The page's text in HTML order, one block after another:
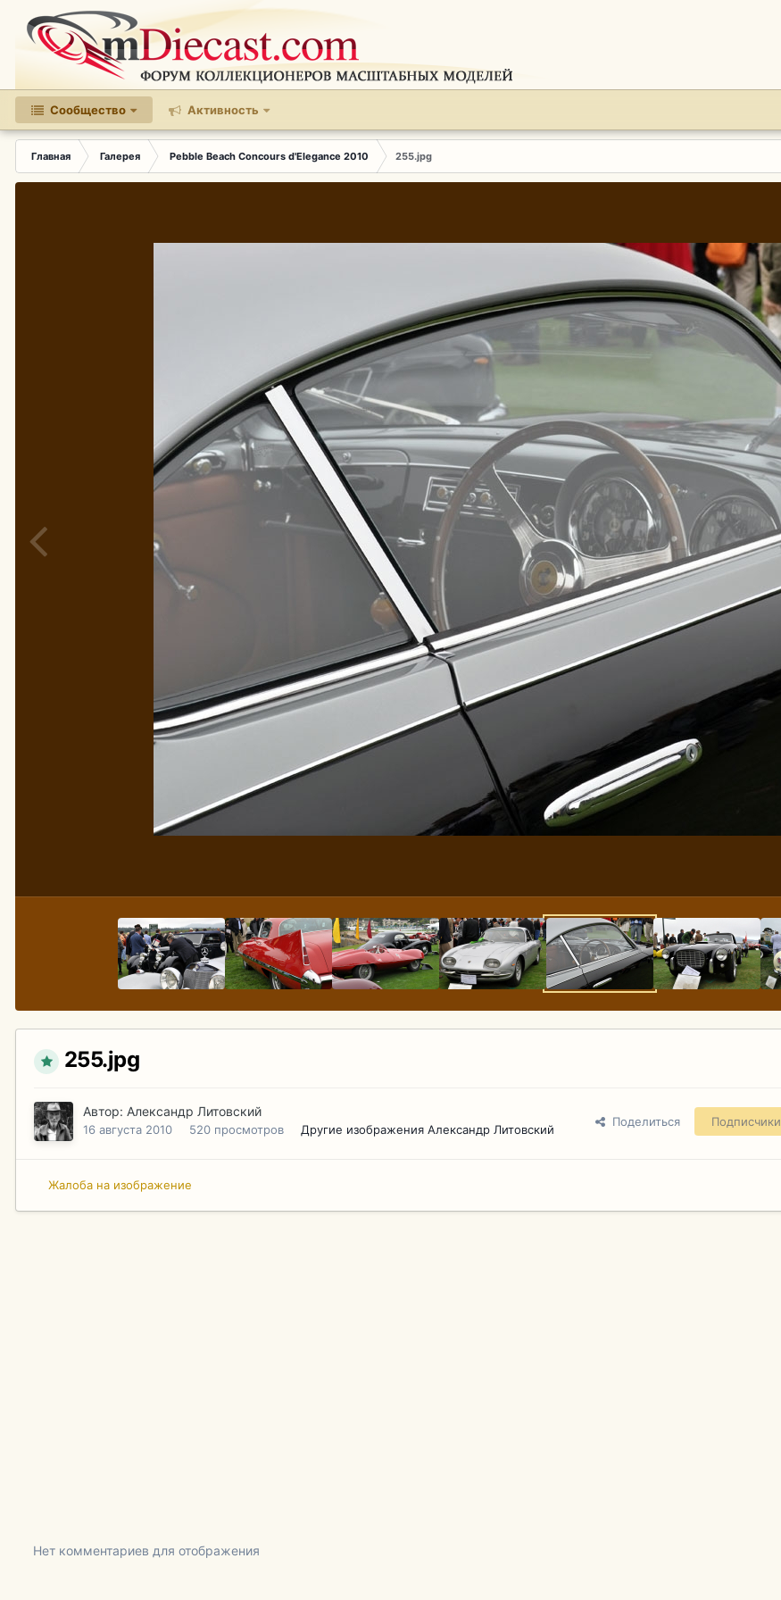
Сообщество Активность
Главная Галерея Pebble Beach Concours d'Elegance 2010 255.jpg
255.jpg
Автор: Александр Литовский
16 августа 2010 520 просмотров Другие изображения Александр Литовский
Поделиться Подписчики
Жалоба на изображение
Нет комментариев для отображения